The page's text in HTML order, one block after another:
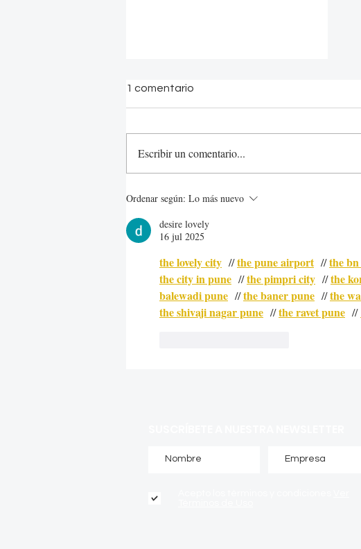
Depiedra te desea felices
1 comentario
Escribir un comentario...
Ordenar según: Lo más nuevo
desire lovely
16 jul 2025
the lovely city // the pune airport // the
the city in pune // the pimpri city // the
balewadi pune // the baner pune // the
the shivaji nagar pune // the ravet pune //